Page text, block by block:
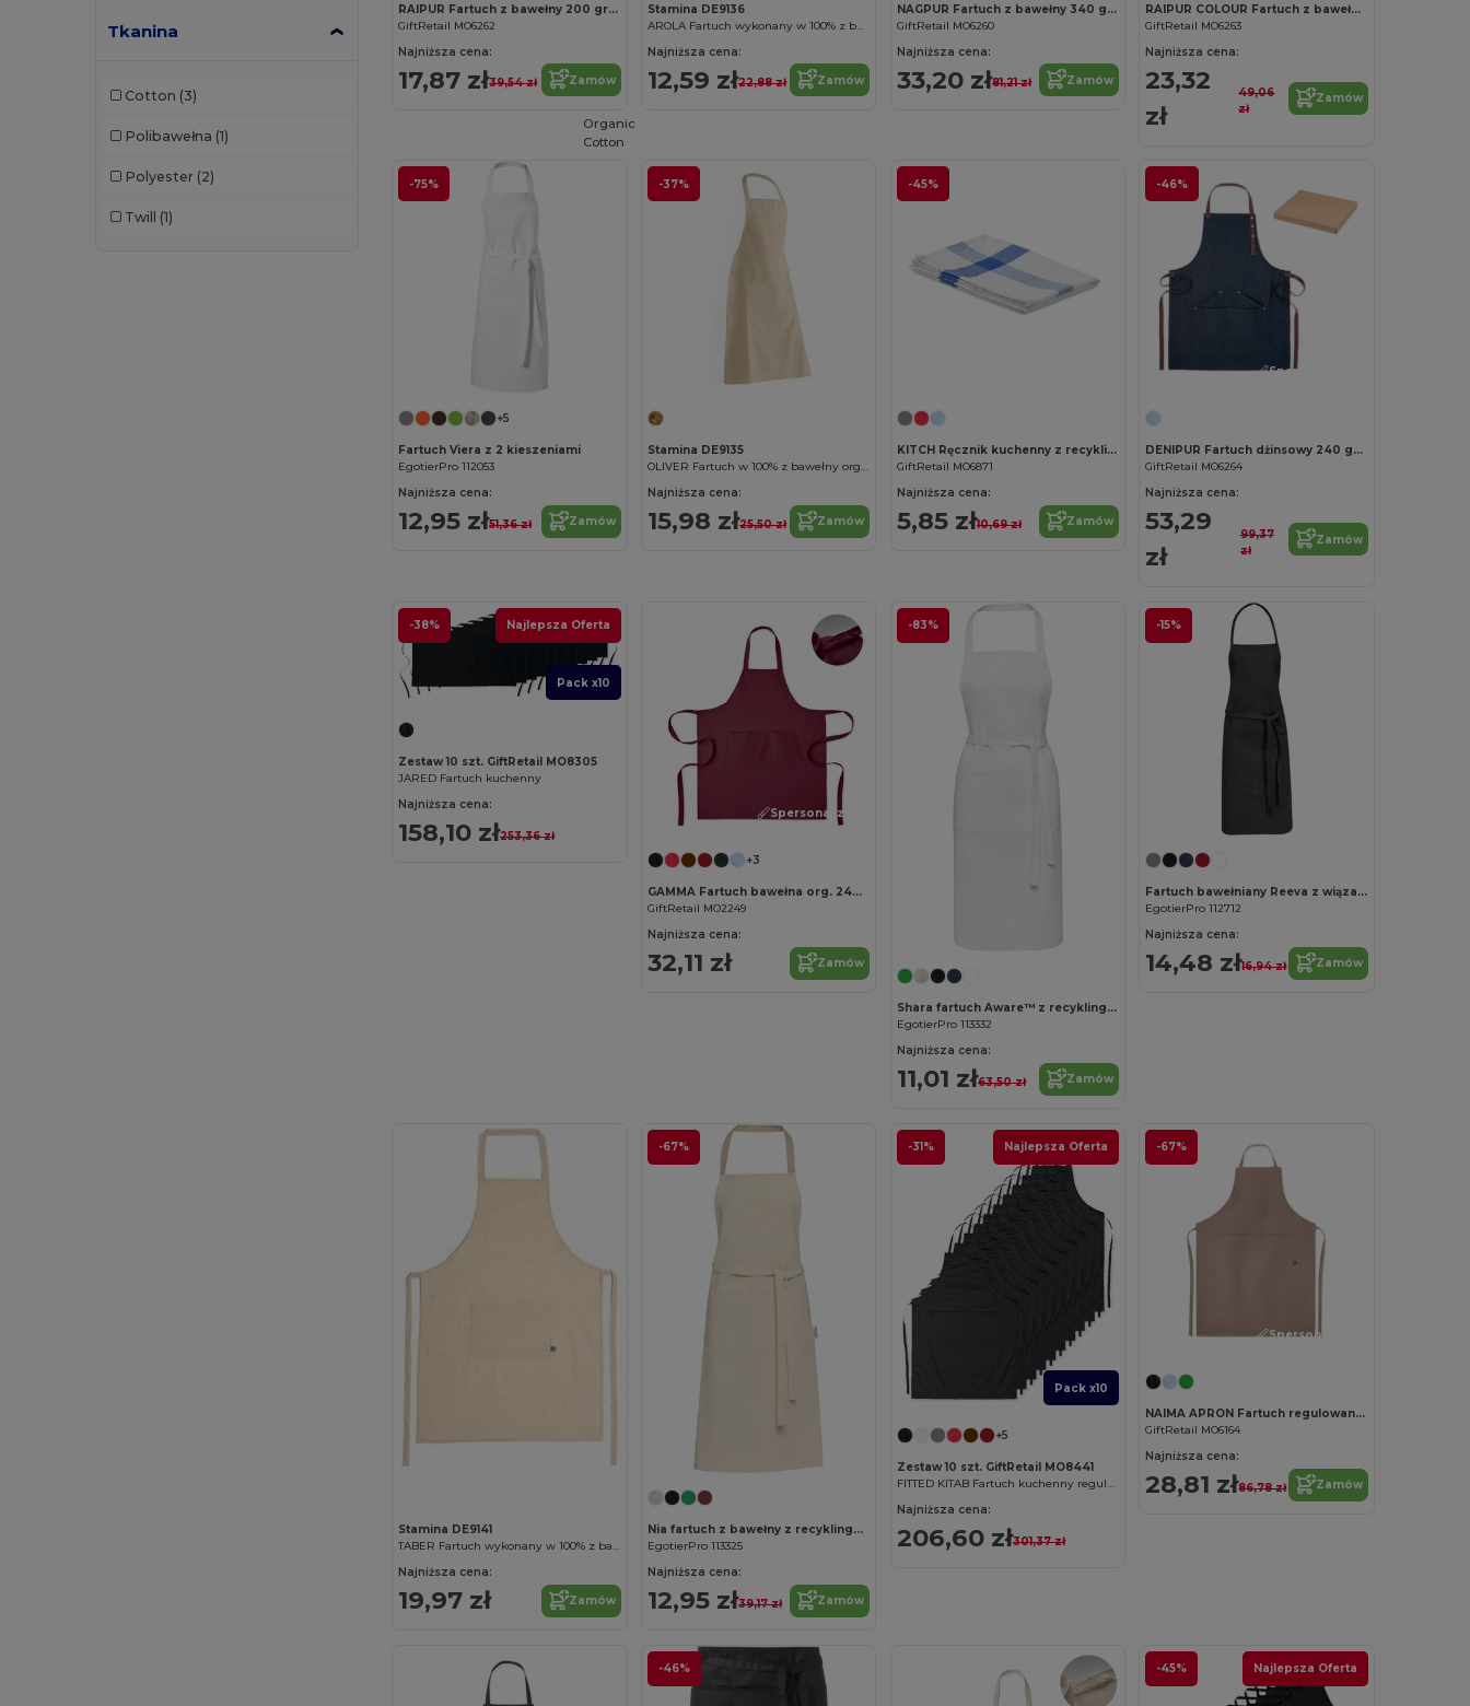
Tkanina
Cotton (3)
Polibawełna (1)
Polyester (2)
Twill (1)
RAIPUR Fartuch z bawełny 200 gr/m²
GiftRetail MO6262
Najniższa cena:
17,87 zł39,54 zł Zamów
Stamina DE9136
AROLA Fartuch wykonany w 100% z bawełny z recyklingu o cętkowanym wykończeniu
Najniższa cena:
12,59 zł22,88 zł Zamów
NAGPUR Fartuch z bawełny 340 gr/m²
GiftRetail MO6260
Najniższa cena:
33,20 zł81,21 zł Zamów
RAIPUR COLOUR Fartuch z bawełny 200 gr/m²
GiftRetail MO6263
Najniższa cena:
23,32
zł
49,06
zł
Zamów
-75%
+5
Fartuch Viera z 2 kieszeniami
EgotierPro 112053
Najniższa cena:
12,95 zł51,36 zł Zamów
-37%
Organic
Cotton
Stamina DE9135
OLIVER Fartuch w 100% z bawełny organicznej z kieszenią z przodu
Najniższa cena:
15,98 zł25,50 zł Zamów
-45%
KITCH Ręcznik kuchenny z recyklingu
GiftRetail MO6871
Najniższa cena:
5,85 zł10,69 zł Zamów
-46%
Spersonalizuj!
DENIPUR Fartuch dżinsowy 240 gr/m²
GiftRetail MO6264
Najniższa cena:
53,29
zł
99,37
zł
Zamów
-38% Najlepsza Oferta
Pack x10
Zestaw 10 szt. GiftRetail MO8305
JARED Fartuch kuchenny
Najniższa cena:
158,10 zł253,36 zł
Spersonalizuj!
+3
GAMMA Fartuch bawełna org. 240gr/m²
GiftRetail MO2249
Najniższa cena:
32,11 zł Zamów
-83%
Shara fartuch Aware™ z recyklingu o gramaturze 240 g/m2
EgotierPro 113332
Najniższa cena:
11,01 zł63,50 zł Zamów
-15%
Fartuch bawełniany Reeva z wiązaniem z tyłu, 100% bawełna
EgotierPro 112712
Najniższa cena:
14,48 zł16,94 zł Zamów
Stamina DE9141
TABER Fartuch wykonany w 100% z bawełny Fairtrade
Najniższa cena:
19,97 zł Zamów
-67%
Nia fartuch z bawełny z recyklingu 200 g/m²
EgotierPro 113325
Najniższa cena:
12,95 zł39,17 zł Zamów
-31% Najlepsza Oferta
Pack x10
+5
Zestaw 10 szt. GiftRetail MO8441
FITTED KITAB Fartuch kuchenny regulowany
Najniższa cena:
206,60 zł301,37 zł
-67%
Spersonalizuj!
NAIMA APRON Fartuch regulowany z konopi
GiftRetail MO6164
Najniższa cena:
28,81 zł86,78 zł Zamów
-46% -45% Najlepsza Oferta